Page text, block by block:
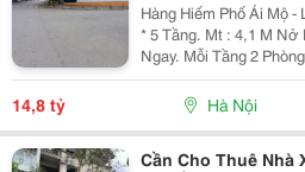
Hàng Hiếm Phố Ái Mộ -
* 5 Tầng. Mt : 4,1 M
Ngay. Mỗi Tầng 2
Đường 3 M Thông Tứ
Nhà. Rất Nhiều Tiện
14,8 tỷ Hà Nội
Cần Cho Thuê Nhà